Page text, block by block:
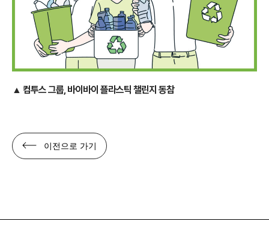
▲ 컴투스 그룹, 바이바이 플라스틱 챌린지 동참
이전으로 가기